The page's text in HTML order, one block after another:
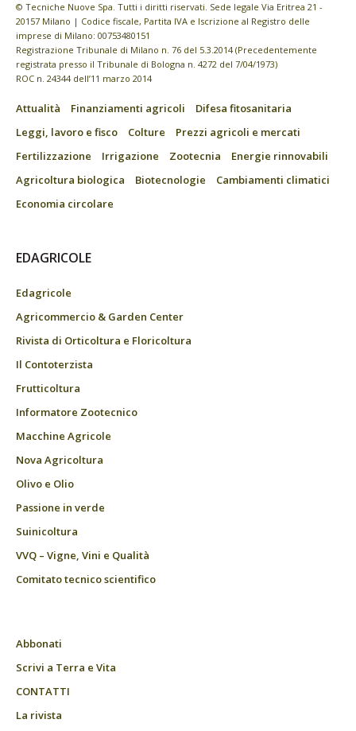
© Tecniche Nuove Spa. Tutti i diritti riservati. Sede legale Via Eritrea 21 -
20157 Milano | Codice fiscale, Partita IVA e Iscrizione al Registro delle
imprese di Milano: 00753480151
Registrazione Tribunale di Milano n. 76 del 5.3.2014 (Precedentemente
registrata presso il Tribunale di Bologna n. 4272 del 7/04/1973)
ROC n. 24344 dell’11 marzo 2014
Attualità Finanziamenti agricoli
Difesa fitosanitaria
Leggi, lavoro e fisco
Colture
Prezzi agricoli e mercati
Fertilizzazione
Irrigazione Zootecnia
Energie rinnovabili
Agricoltura biologica
Biotecnologie
Cambiamenti climatici
Economia circolare
EDAGRICOLE
Edagricole
Agricommercio & Garden Center
Rivista di Orticoltura e Floricoltura
Il Contoterzista
Frutticoltura
Informatore Zootecnico
Macchine Agricole
Nova Agricoltura
Olivo e Olio
Passione in verde
Suinicoltura
VVQ – Vigne, Vini e Qualità
Comitato tecnico scientifico
Abbonati
Scrivi a Terra e Vita
CONTATTI
La rivista